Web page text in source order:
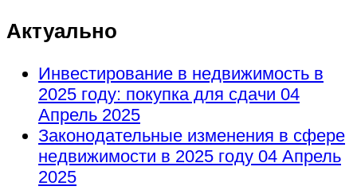
Актуально
Инвестирование в недвижимость в
2025 году: покупка для сдачи 04
Апрель 2025
Законодательные изменения в сфере
недвижимости в 2025 году 04 Апрель
2025